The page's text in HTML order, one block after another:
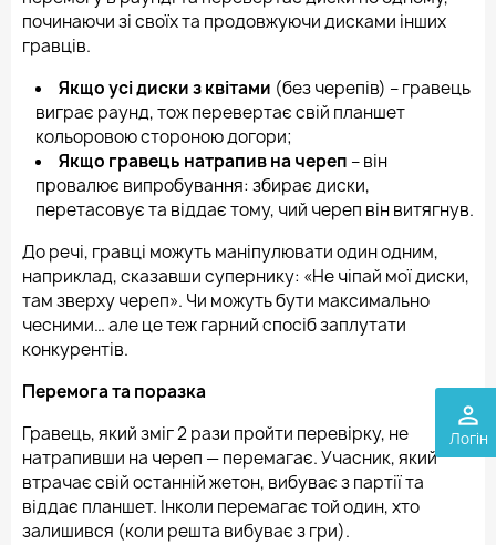
perm_identity
Логін
починаючи зі своїх та продовжуючи дисками інших
гравців.
Якщо усі диски з квітами (без черепів) – гравець
виграє раунд, тож перевертає свій планшет
кольоровою стороною догори;
Якщо гравець натрапив на череп – він
провалює випробування: збирає диски,
перетасовує та віддає тому, чий череп він витягнув.
До речі, гравці можуть маніпулювати один одним,
наприклад, сказавши супернику: «Не чіпай мої диски,
там зверху череп». Чи можуть бути максимально
чесними… але це теж гарний спосіб заплутати
конкурентів.
Перемога та поразка
Гравець, який зміг 2 рази пройти перевірку, не
натрапивши на череп — перемагає. Учасник, який
втрачає свій останній жетон, вибуває з партії та
віддає планшет. Інколи перемагає той один, хто
залишився (коли решта вибуває з гри).